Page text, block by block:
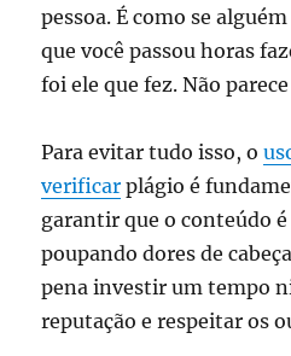
pessoa. É como se
que você passou horas
foi ele que fez. Não
Para evitar tudo isso, o
verificar plágio é
garantir que o conteúdo
poupando dores de
pena investir um tempo
reputação e respeitar os